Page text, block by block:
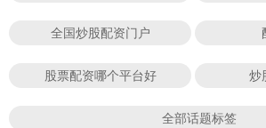
全国炒股配资门户
股票配资哪个平台好 炒
全部话题标签